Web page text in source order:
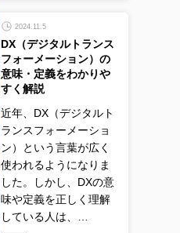
2024.11.5
DX（デジタルトランス
フォーメーション）の
意味・定義をわかりや
すく解説
近年、DX（デジタルト
ランスフォーメーショ
ン）という言葉が広く
使われるようになりま
した。しかし、DXの意
味や定義を正しく理解
している人は、…